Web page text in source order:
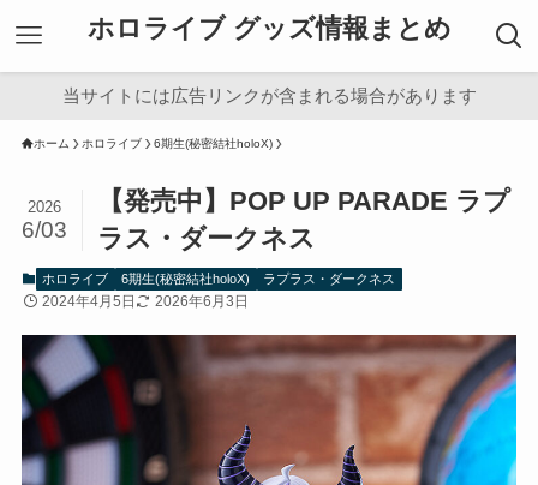
ホロライブ グッズ情報まとめ
当サイトには広告リンクが含まれる場合があります
ホーム ホロライブ 6期生(秘密結社holoX)
【発売中】POP UP PARADE ラプ
ラス・ダークネス
2026
6/03
ホロライブ 6期生(秘密結社holoX) ラプラス・ダークネス
2024年4月5日 2026年6月3日